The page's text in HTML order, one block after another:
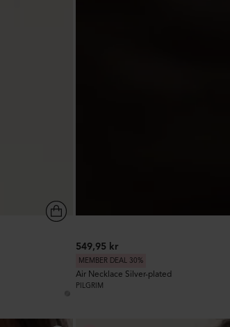
549,95 kr
MEMBER DEAL 30%
Air Necklace Silver-plated
PILGRIM